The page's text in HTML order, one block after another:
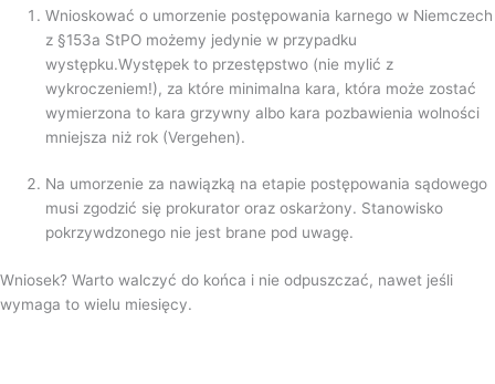
Wnioskować o umorzenie postępowania karnego w Niemczech
z §153a StPO możemy jedynie w przypadku
występku.Występek to przestępstwo (nie mylić z
wykroczeniem!), za które minimalna kara, która może zostać
wymierzona to kara grzywny albo kara pozbawienia wolności
mniejsza niż rok (Vergehen).
Na umorzenie za nawiązką na etapie postępowania sądowego
musi zgodzić się prokurator oraz oskarżony. Stanowisko
pokrzywdzonego nie jest brane pod uwagę.
Wniosek? Warto walczyć do końca i nie odpuszczać, nawet jeśli
wymaga to wielu miesięcy.